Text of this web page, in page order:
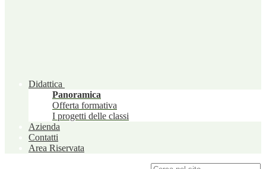
Didattica
Panoramica
Offerta formativa
I progetti delle classi
Azienda
Contatti
Area Riservata